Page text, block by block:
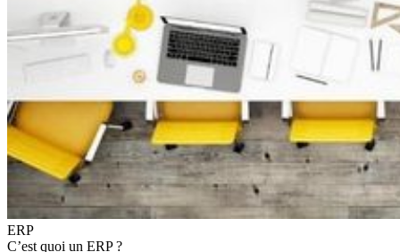
ERP
C’est quoi un ERP ?